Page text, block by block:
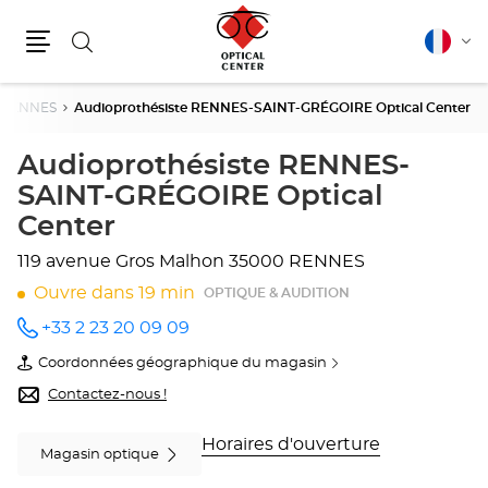
Rechercher Français
RENNES Audioprothésiste RENNES-SAINT-GRÉGOIRE Optical Center
Audioprothésiste RENNES-
SAINT-GRÉGOIRE Optical
Center
119 avenue Gros Malhon 35000 RENNES
Ouvre dans 19 min
OPTIQUE & AUDITION
Appeler
le point
de vente
Audioprothésiste
RENNES-
Optical
+33 2 23 20 09 09
Coordonnées géographique du magasin
du
point
de
RENNES-
Contactez-nous !
Magasin optique
Horaires d'ouverture